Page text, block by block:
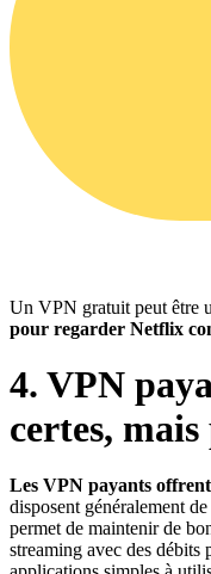
Un VPN gratuit peut être
pour regarder Netflix
4. VPN
certes,
Les VPN payants
disposent généralement
permet de maintenir de
streaming avec des débits